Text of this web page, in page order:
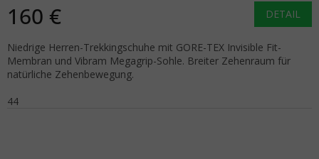
160 € DETAIL
Niedrige Herren-Trekkingschuhe mit GORE-TEX Invisible Fit-
Membran und Vibram Megagrip-Sohle. Breiter Zehenraum für
natürliche Zehenbewegung.
44